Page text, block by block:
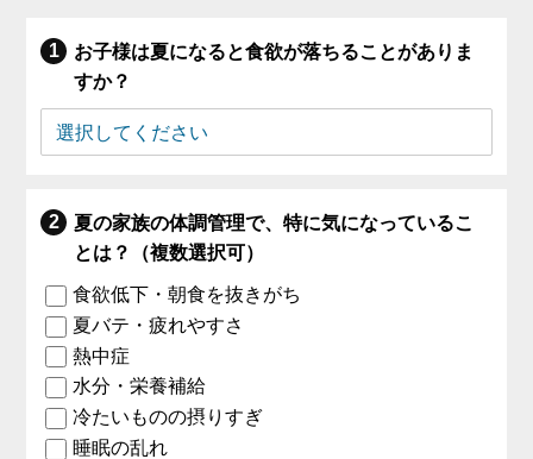
お子様は夏になると食欲が落ちることがありま
すか？
夏の家族の体調管理で、特に気になっているこ
とは？（複数選択可）
食欲低下・朝食を抜きがち
夏バテ・疲れやすさ
熱中症
水分・栄養補給
冷たいものの摂りすぎ
睡眠の乱れ